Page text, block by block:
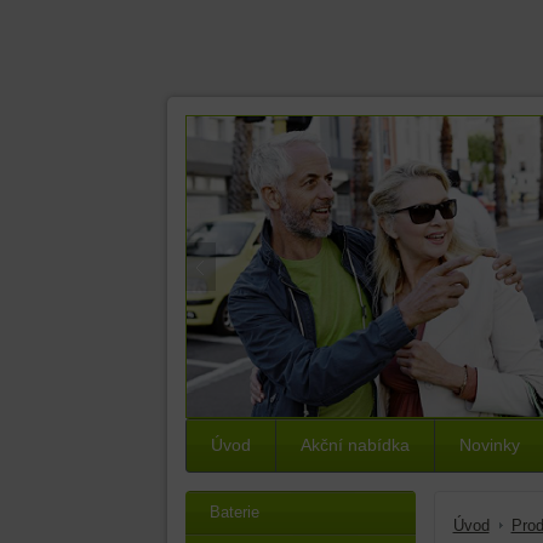
Úvod Akční nabídka Novinky
Úvod
Baterie